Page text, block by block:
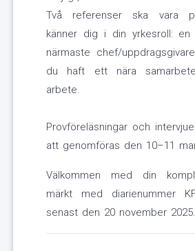
Två referenser ska vara
känner dig i din yrkesroll:
närmaste chef/
du haft ett nära
arbete.
Provföreläsningar och
att genomföras den 10–11
Välkommen med din
märkt med diarienummer
senast den 20 november 2025.